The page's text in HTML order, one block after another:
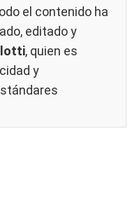
el contenido ha
editado y
, quien es
y